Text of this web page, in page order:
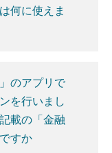
何に使えま
のアプリで
を行いまし
載の「金融
すか